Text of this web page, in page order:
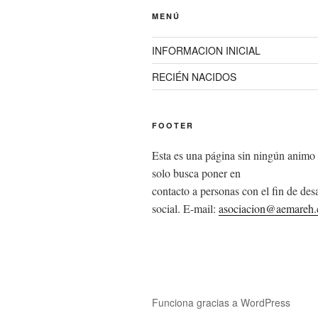
MENÚ
INFORMACION INICIAL
RECIÉN NACIDOS
FOOTER
Esta es una página sin ningún
solo busca poner en
contacto a personas con el fin de
social. E-mail:
Funciona gracias a WordPress